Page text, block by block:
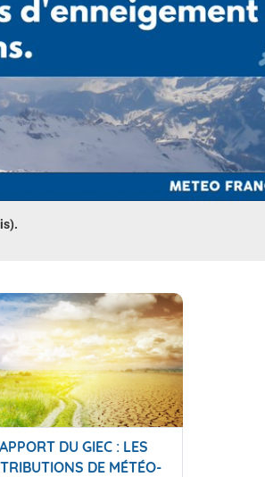
DU GIEC : LES
DE MÉTÉO-